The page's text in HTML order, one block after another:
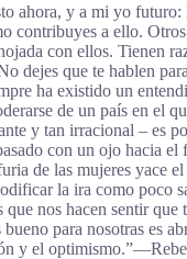
ahora, y a mi yo
contribuyes a ello.
con ellos. Tienen
dejes que te hablen
ha existido un
de un país en el
y tan irracional – es
con un ojo hacia
de las mujeres
la ira como
que nos hacen sentir
para nosotras es
y el